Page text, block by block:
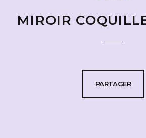
MIROIR
PARTAGER